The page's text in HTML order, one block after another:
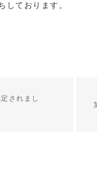
しております。
されまし